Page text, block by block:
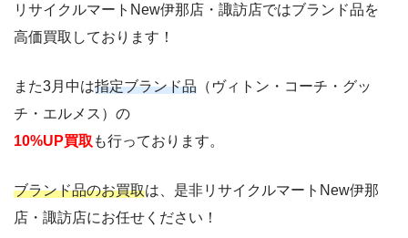
リサイクルマートNew伊那店・諏訪店ではブランド品を
高価買取しております！
また3月中は指定ブランド品 （ヴィトン・コーチ・グッ
チ・エルメス）の
10%UP買取 も行っております。
ブランド品のお買取は、是非リサイクルマートNew伊那
店・諏訪店にお任せください！